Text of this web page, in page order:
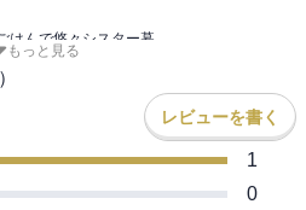
はんで悠々シスター暮
もっと見る
レビューを書く
1
0